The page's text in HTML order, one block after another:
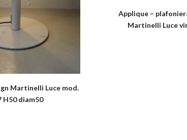
Martinelli Luce mod.
H50 diam50
Applique –
Martinelli Luce